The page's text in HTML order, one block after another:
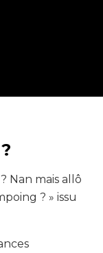
Nan mais allô
? » issu